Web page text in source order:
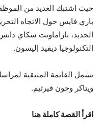
حيث اشتبك العديد من
باري فايس حول الاتجاه
الجديد، باراماونت سكاي
التكنولوجيا ديفيد إليسون.
ويتاكر وجون فيرثيم.
اقرأ القصة كاملة هنا